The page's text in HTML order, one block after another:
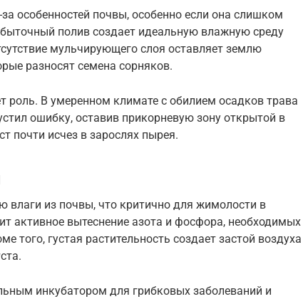
особенностей почвы, особенно если она слишком
полив создает идеальную влажную среду
мульчирующего слоя оставляет землю
разносят семена сорняков.
роль. В умеренном климате с обилием осадков трава
ошибку, оставив прикорневую зону открытой в
почти исчез в зарослях пырея.
влаги из почвы, что критично для жимолости в
активное вытеснение азота и фосфора, необходимых
того, густая растительность создает застой воздуха
инкубатором для грибковых заболеваний и